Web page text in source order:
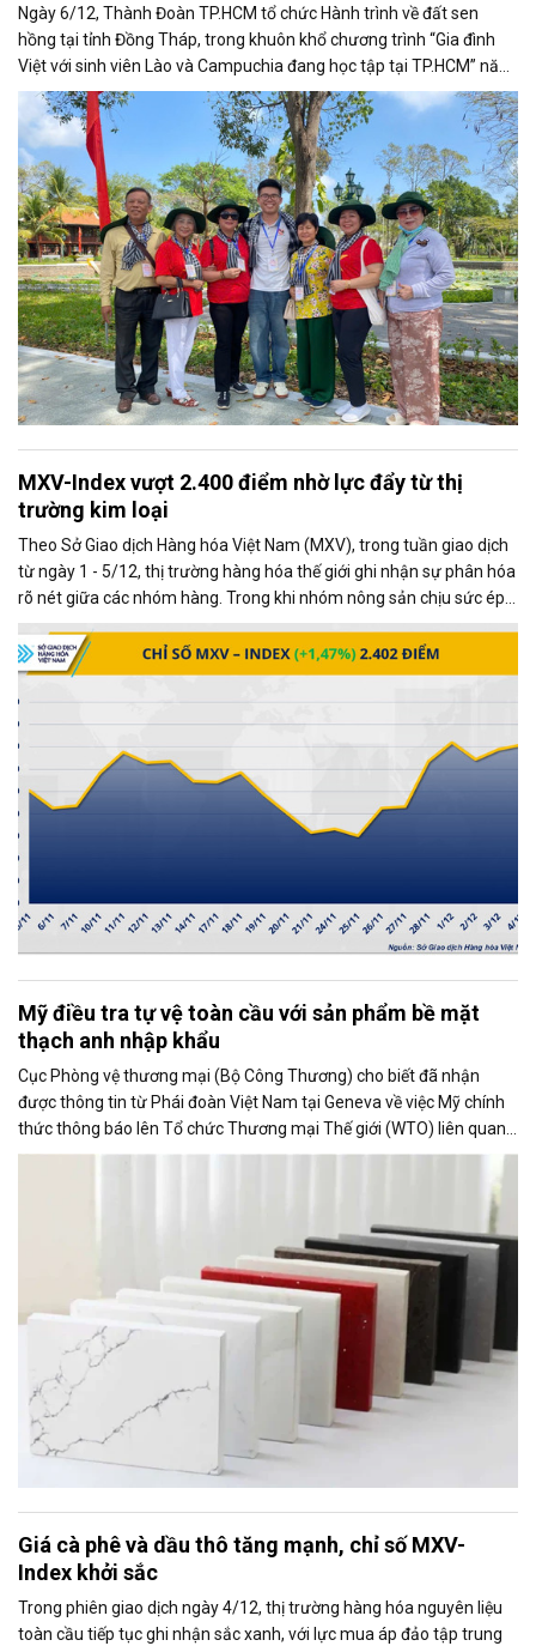
Ngày 6/12, Thành Đoàn TP.HCM tổ chức Hành trình về đất sen
hồng tại tỉnh Đồng Tháp, trong khuôn khổ chương trình “Gia đình
Việt với sinh viên Lào và Campuchia đang học tập tại TP.HCM” năm
2025.
MXV-Index vượt 2.400 điểm nhờ lực đẩy từ thị
trường kim loại
Theo Sở Giao dịch Hàng hóa Việt Nam (MXV), trong tuần giao dịch
từ ngày 1 - 5/12, thị trường hàng hóa thế giới ghi nhận sự phân hóa
rõ nét giữa các nhóm hàng. Trong khi nhóm nông sản chịu sức ép
từ những diễn biến mới trong quan hệ thương mại Mỹ - Trung, thị
trường kim loại lại giao dịch khởi sắc, trở thành động lực chính kéo
chỉ số MXV-Index tăng mạnh.
Mỹ điều tra tự vệ toàn cầu với sản phẩm bề mặt
thạch anh nhập khẩu
Cục Phòng vệ thương mại (Bộ Công Thương) cho biết đã nhận
được thông tin từ Phái đoàn Việt Nam tại Geneva về việc Mỹ chính
thức thông báo lên Tổ chức Thương mại Thế giới (WTO) liên quan
đến việc Ủy ban Thương mại Quốc tế Mỹ (USITC) khởi xướng điều
tra tự vệ toàn cầu đối với sản phẩm bề mặt thạch anh nhập khẩu
Giá cà phê và dầu thô tăng mạnh, chỉ số MXV-
Index khởi sắc
Trong phiên giao dịch ngày 4/12, thị trường hàng hóa nguyên liệu
toàn cầu tiếp tục ghi nhận sắc xanh, với lực mua áp đảo tập trung